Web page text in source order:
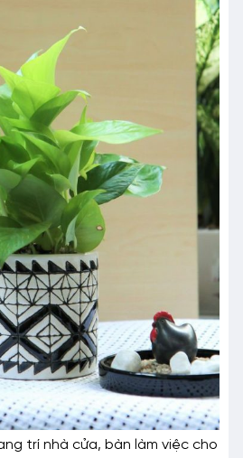
trí nhà cửa, bàn làm việc cho